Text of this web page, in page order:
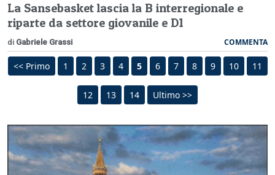
La Sansebasket lascia la B interregionale e
riparte da settore giovanile e D1
di Gabriele Grassi COMMENTA
<< Primo 1 2 3 4 5 6 7 8 9 10 11
12 13 14 Ultimo >>